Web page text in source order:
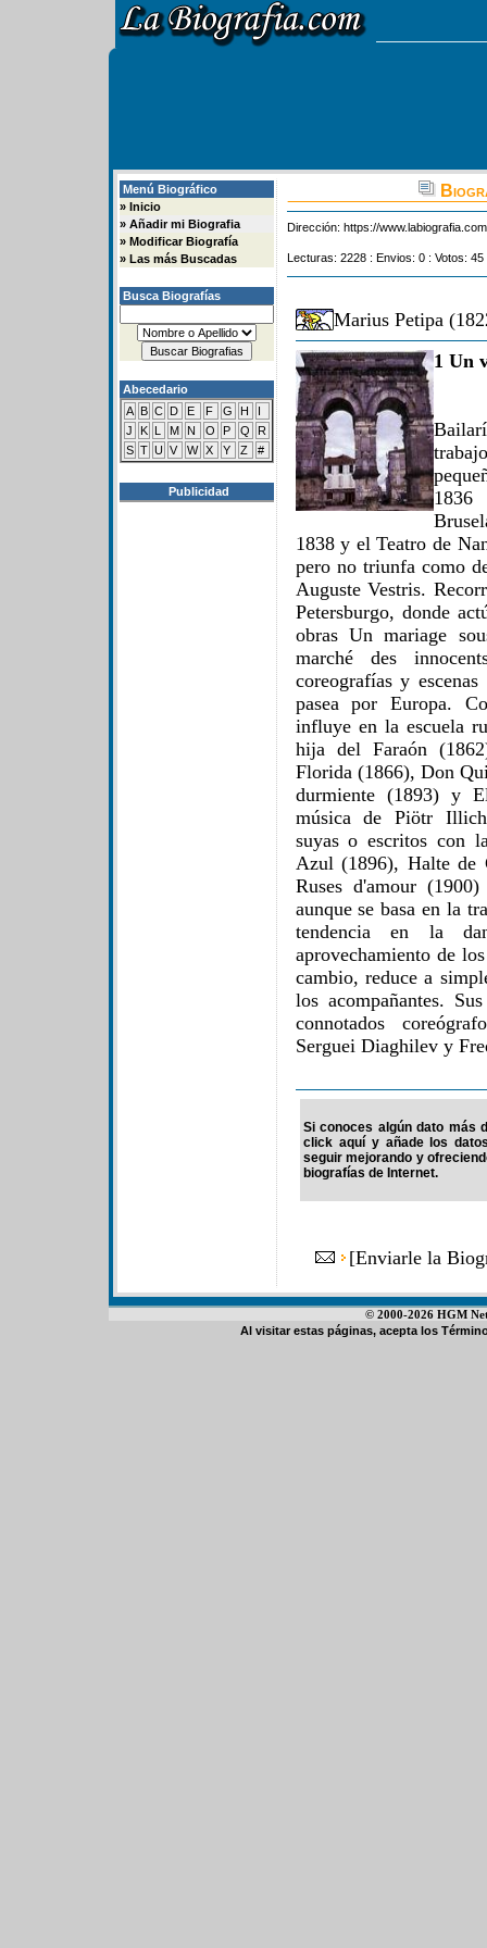
Menú Biográfico
» Inicio
» Añadir mi Biografia
» Modificar Biografía
» Las más Buscadas
Busca Biografías
Abecedario
A B C D E F G H
I
J
K L M N O P Q
R
S T U V W X Y Z #
Publicidad
Dirección: https://
Lecturas: 2228 : Envios: 0 : Votos:
Marius Petipa
1 Un
1838 y el Teatro de
pero no triunfa como
Auguste Vestris.
Petersburgo, donde
obras Un mariage
marché des
coreografías y
pasea por Europa.
influye en la escuela
hija del Faraón
Florida (1866), Don
durmiente (1893) y
música de Piötr Illich
suyas o escritos con
Azul (1896), Halte de
Ruses d'amour
aunque se basa en la
tendencia en la
aprovechamiento de
cambio, reduce a
los acompañantes.
connotados
Serguei Diaghilev y
Si conoces algún dato más
click aquí y añade los
seguir mejorando y
biografías de Internet.
[Enviarle la
© 2000-2026 HGM
Al visitar estas páginas, acepta los